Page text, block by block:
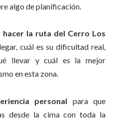
algo de planificación.
hacer la ruta del Cerro Los
cuál es su dificultad real,
llevar y cuál es la mejor
en esta zona.
personal para que
desde la cima con toda la